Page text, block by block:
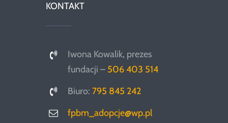
KONTAKT
Iwona Kowalik, prezes
fundacji – 506 403 514
Biuro:795 845 242
fpbm_adopcje@wp.pl